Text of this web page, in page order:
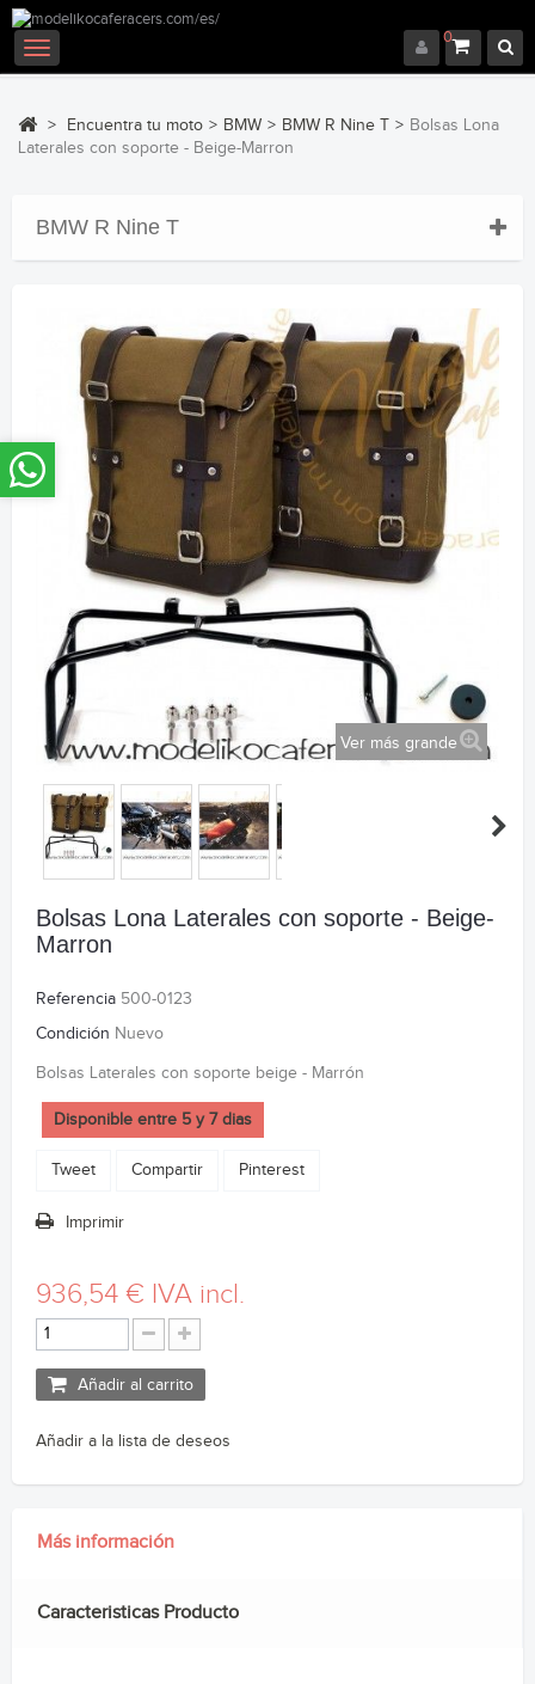
0
Navegación
Toggle
> Encuentra tu moto > BMW > BMW R Nine T > Bolsas Lona
Laterales con soporte - Beige-Marron
BMW R Nine T
Ver más grande
Bolsas Lona Laterales con soporte - Beige-
Marron
Referencia 500-0123
Condición Nuevo
Bolsas Laterales con soporte beige - Marrón
Disponible entre 5 y 7 dias
Tweet Compartir Pinterest
Imprimir
936,54 € IVA incl.
Añadir al carrito
Añadir a la lista de deseos
Más información
Caracteristicas Producto